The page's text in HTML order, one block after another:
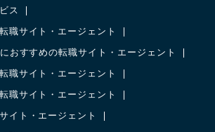
ス
職サイト・エージェント
おすすめの転職サイト・エージェント
職サイト・エージェント
職サイト・エージェント
イト・エージェント